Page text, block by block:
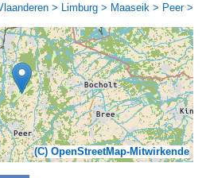
> Limburg > Maaseik > Peer >
(C) OpenStreetMap-Mitwirkende